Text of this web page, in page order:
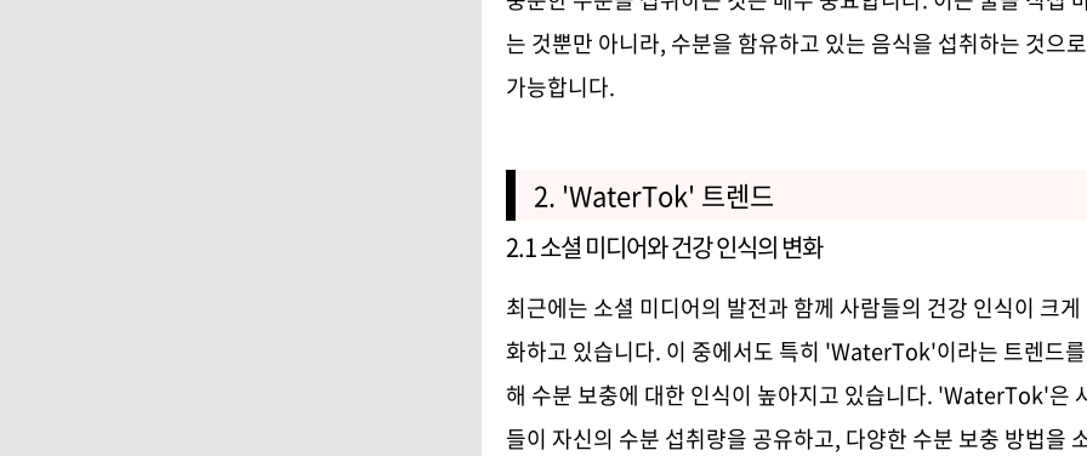
는 것뿐만 아니라, 수분을 함유하고 있는 음식을 섭취하는 것으
가능합니다.
2. 'WaterTok' 트렌드
2.1소셜 미디어와 건강 인식의 변화
최근에는 소셜 미디어의 발전과 함께 사람들의 건강 인식이 크게
화하고 있습니다. 이 중에서도 특히 'WaterTok'이라는 트렌드
해 수분 보충에 대한 인식이 높아지고 있습니다. 'WaterTok'은
들이 자신의 수분 섭취량을 공유하고, 다양한 수분 보충 방법을